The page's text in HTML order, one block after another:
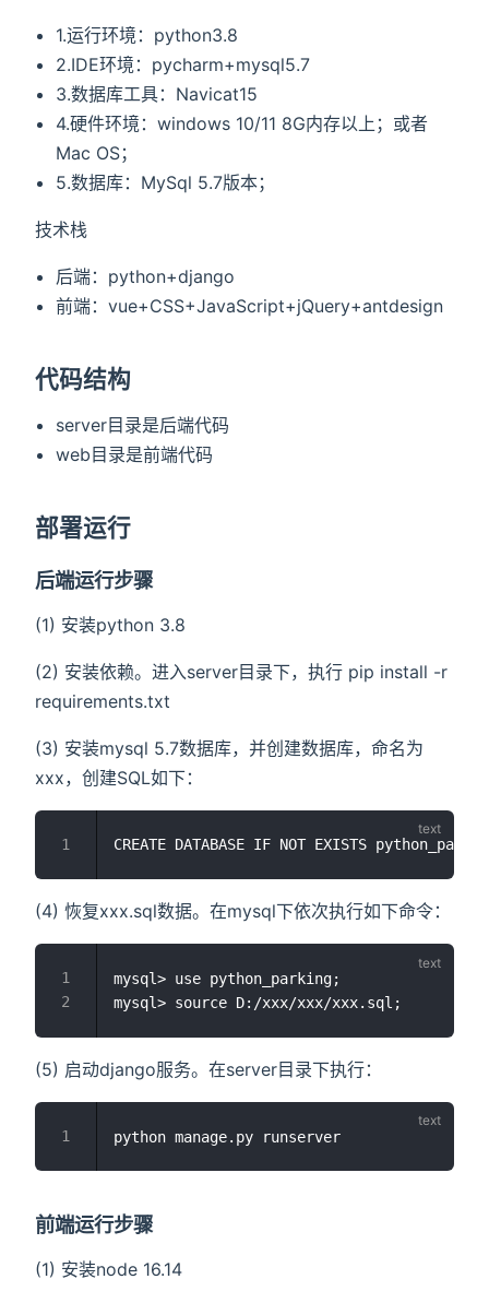
1.运行环境：python3.8
2.IDE环境：pycharm+mysql5.7
3.数据库工具：Navicat15
4.硬件环境：windows 10/11 8G内存以上；或者
Mac OS；
5.数据库：MySql 5.7版本；
技术栈
后端：python+django
前端：vue+CSS+JavaScript+jQuery+antdesign
代码结构
server目录是后端代码
web目录是前端代码
部署运行
后端运行步骤
(1) 安装python 3.8
(2) 安装依赖。进入server目录下，执行 pip install -r
requirements.txt
(3) 安装mysql 5.7数据库，并创建数据库，命名为
xxx，创建SQL如下：
(4) 恢复xxx.sql数据。在mysql下依次执行如下命令：
mysql> use python_parking;
(5) 启动django服务。在server目录下执行：
前端运行步骤
(1) 安装node 16.14